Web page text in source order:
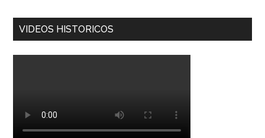
VIDEOS HISTORICOS